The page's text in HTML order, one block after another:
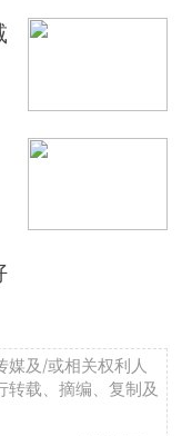
媒及/或相关权利人
转载、摘编、复制及